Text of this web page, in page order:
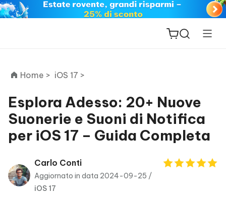
ReiBoot
for iOS
PDNob
PDF
Editor
New
Home > iOS 17 >
Esplora Adesso: 20+ Nuove
Suonerie e Suoni di Notifica
per iOS 17 – Guida Completa
Carlo Conti
Aggiornato in data 2024-09-25 /
iOS 17